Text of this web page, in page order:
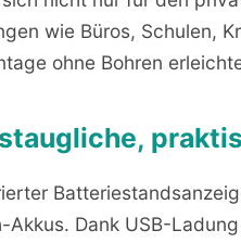
wie Büros, Schulen,
ohne Bohren
Akkus. Dank USB-